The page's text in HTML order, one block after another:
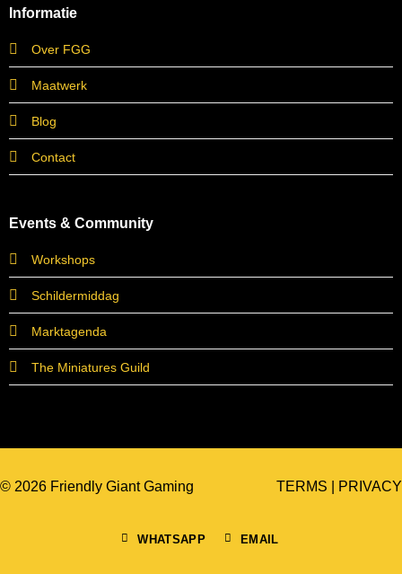
Informatie
Over FGG
Maatwerk
Blog
Contact
Events & Community
Workshops
Schildermiddag
Marktagenda
The Miniatures Guild
© 2026 Friendly Giant Gaming
WHATSAPP EMAIL
TERMS PRIVACY